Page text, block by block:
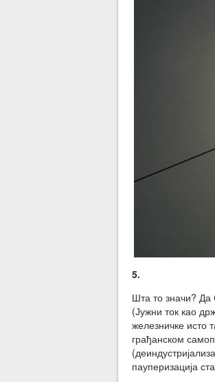
5.
Шта то значи? Да
(Јужни ток као
железничке исто
грађанском
пауперизација